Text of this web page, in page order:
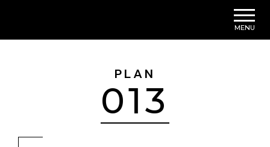
MENU
PLAN
013